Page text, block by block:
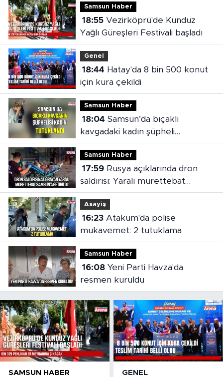
Samsun Haber
18:55Vezirköprü'de Kunduz
Yağlı Güreşleri Festivali başladı
Genel
18:44
için kura çekildi
Samsun Haber
18:04
kavgadaki kadın şüpheli
tutuklandı
Samsun Haber
17:59Rusya açıklarında dron
saldırısı: Yaralı mürettebat
Samsun'a getirildi
Asayiş
16:23Atakum'da polise
mukavemet: 2 tutuklama
Samsun Haber
16:08Yeni Parti Havza'da
resmen kuruldu
SAMSUN HABER GENEL